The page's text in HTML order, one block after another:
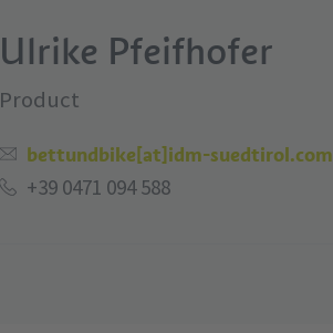
Ulrike Pfeifhofer
Product
bettundbike[at]idm-suedtirol.com
+39 0471 094 588